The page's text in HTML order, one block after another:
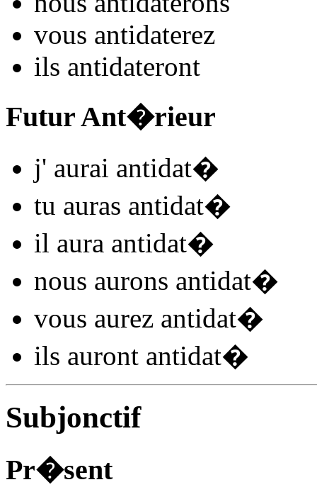
vous antidaterez
ils antidateront
Futur Ant�rieur
j' aurai antidat�
tu auras antidat�
il aura antidat�
nous aurons antidat�
vous aurez antidat�
ils auront antidat�
Subjonctif
Pr�sent